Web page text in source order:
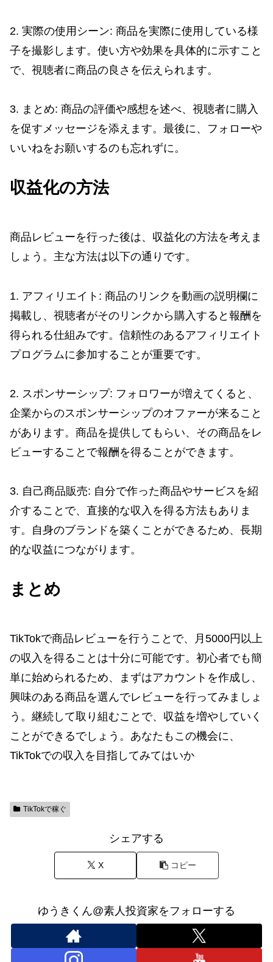
2. 実際の使用シーン: 商品を実際に使用している様
子を撮影します。使い方や効果を具体的に示すこと
で、視聴者に商品の良さを伝えられます。
3. まとめ: 商品の評価や感想を述べ、視聴者に購入
を促すメッセージを添えます。最後に、フォローや
いいねをお願いするのも忘れずに。
収益化の方法
商品レビューを行った後は、収益化の方法を考えま
しょう。主な方法は以下の通りです。
1. アフィリエイト: 商品のリンクを動画の説明欄に
掲載し、視聴者がそのリンクから購入すると報酬を
得られる仕組みです。信頼性のあるアフィリエイト
プログラムに参加することが重要です。
2. スポンサーシップ: フォロワーが増えてくると、
企業からのスポンサーシップのオファーが来ること
があります。商品を提供してもらい、その商品をレ
ビューすることで報酬を得ることができます。
3. 自己商品販売: 自分で作った商品やサービスを紹
介することで、直接的な収入を得る方法もありま
す。自身のブランドを築くことができるため、長期
的な収益につながります。
まとめ
TikTokで商品レビューを行うことで、月5000円以上
の収入を得ることは十分に可能です。初心者でも簡
単に始められるため、まずはアカウントを作成し、
興味のある商品を選んでレビューを行ってみましょ
う。継続して取り組むことで、収益を増やしていく
ことができるでしょう。あなたもこの機会に、
TikTokでの収入を目指してみてはいか
TikTokで稼ぐ
シェアする
X コピー
ゆうきくん@素人投資家をフォローする